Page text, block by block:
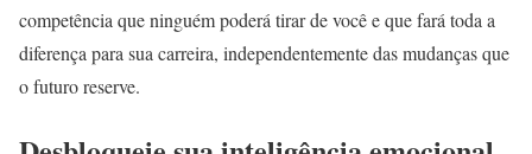
competência que ninguém poderá tirar de você e que fará toda a
diferença para sua carreira, independentemente das mudanças que
o futuro reserve.